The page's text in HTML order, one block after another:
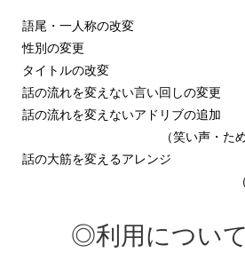
語尾・一人称の改変
性別の変更
タイトルの改変
話の流れを変えない言い回しの変更
話の流れを変えないアドリブの追加
（笑い声・た
話の大筋を変えるアレンジ
◎利用について